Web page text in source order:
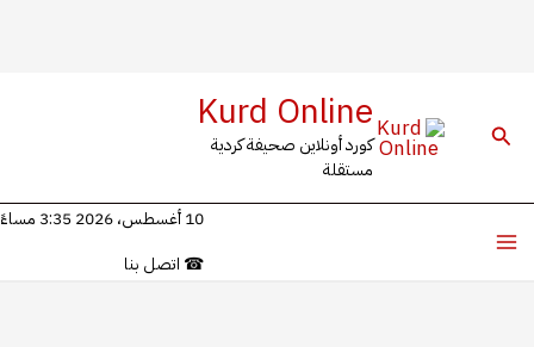
البحث Kurd Online
كورد أونلاين صحيفة كردية
مستقلة
10 أغسطس، 2026 3:35 مساءً
☎ اتصل بنا